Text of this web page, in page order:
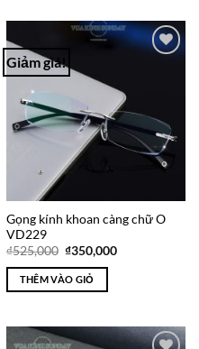
Giảm giá!
Gọng kính khoan càng chữ O
VD229
₫525,000 Giá
là:
₫525,000.
₫350,000Giá
THÊM VÀO GIỎ